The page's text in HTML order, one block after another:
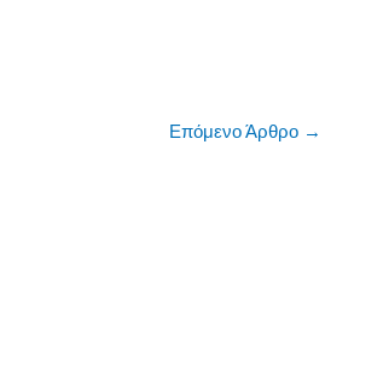
Επόμενο Άρθρο →